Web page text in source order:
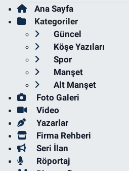
Ana Sayfa
Kategoriler
Güncel
Köşe Yazıları
Spor
Manşet
Alt Manşet
Foto Galeri
Video
Yazarlar
Firma Rehberi
Seri İlan
Röportaj